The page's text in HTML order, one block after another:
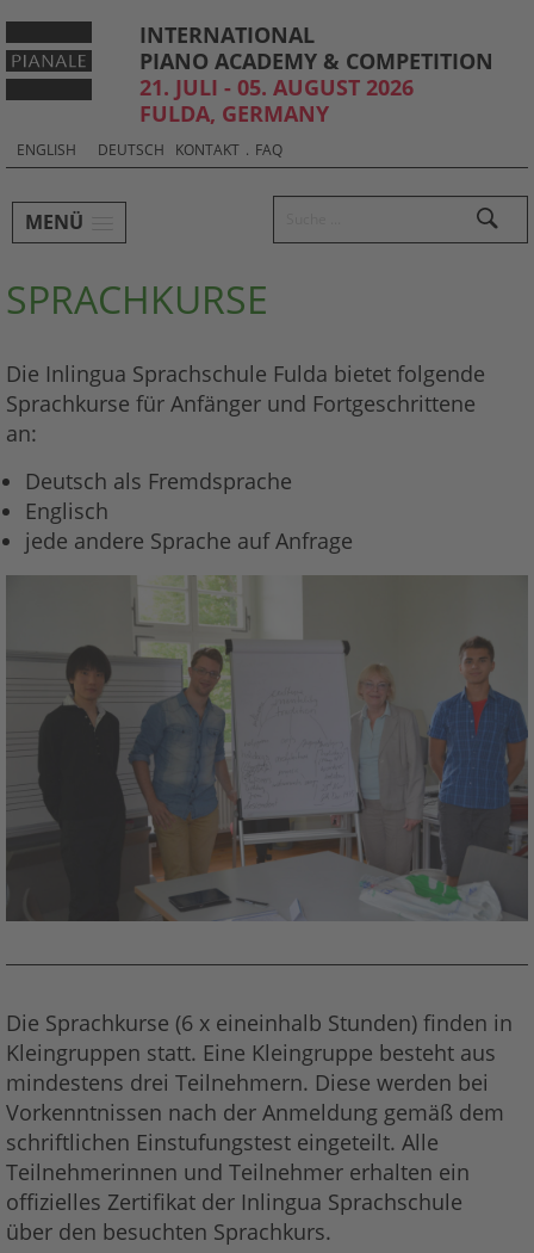
INTERNATIONAL
PIANO ACADEMY & COMPETITION
21. JULI - 05. AUGUST 2026
FULDA, GERMANY
Select
your
ENGLISH DEUTSCH KONTAKT . FAQ
MENÜ
SPRACHKURSE
Die Inlingua Sprachschule Fulda bietet folgende
Sprachkurse für Anfänger und Fortgeschrittene
an:
Deutsch als Fremdsprache
Englisch
jede andere Sprache auf Anfrage
Die Sprachkurse (6 x eineinhalb Stunden) finden in
Kleingruppen statt. Eine Kleingruppe besteht aus
mindestens drei Teilnehmern. Diese werden bei
Vorkenntnissen nach der Anmeldung gemäß dem
schriftlichen Einstufungstest eingeteilt. Alle
Teilnehmerinnen und Teilnehmer erhalten ein
offizielles Zertifikat der Inlingua Sprachschule
über den besuchten Sprachkurs.